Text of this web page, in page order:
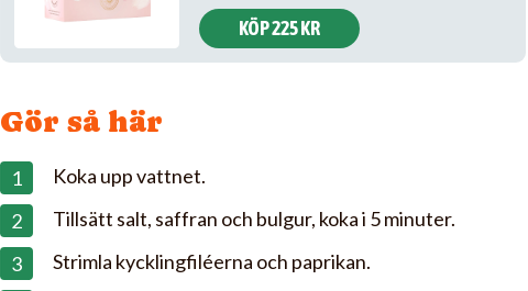
KÖP 225 KR
Gör så här
Koka upp vattnet.
Tillsätt salt, saffran och bulgur, koka i 5 minuter.
Strimla kycklingfiléerna och paprikan.